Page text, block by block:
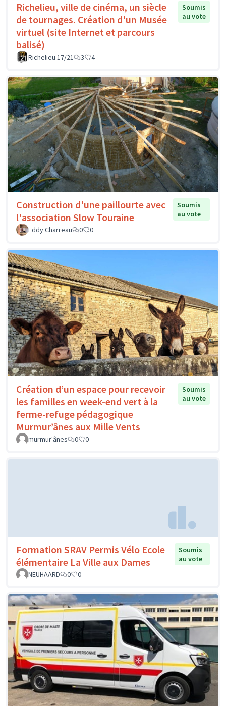
Richelieu, ville de cinéma, un siècle
de tournages. Création d'un Musée
virtuel (site Internet et parcours
balisé)
Soumis
au vote
Richelieu 17/21 3 4
Construction d'une paillourte avec
l'association Slow Touraine
Soumis
au vote
Eddy Charreau
0 0
Création d’un espace pour recevoir
les familles en week-end vert à la
ferme-refuge pédagogique
Murmur’ânes aux Mille Vents
Soumis
au vote
murmur'ânes 0 0
Formation SRAV Permis Vélo Ecole
élémentaire La Ville aux Dames
Soumis
au vote
NEUHAARD
0 0